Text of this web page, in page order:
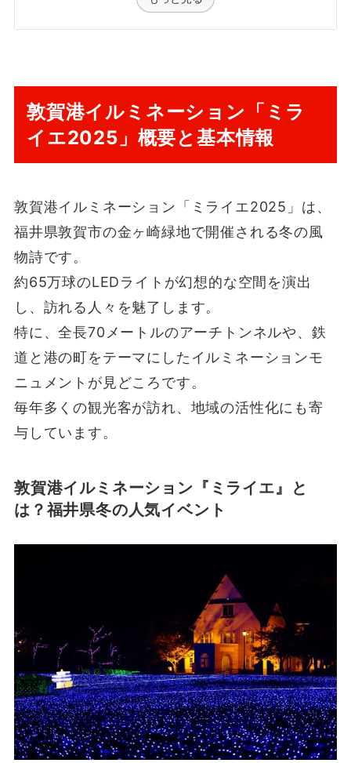
敦賀港イルミネーション「ミラ
イエ2025」概要と基本情報
敦賀港イルミネーション「ミライエ2025」は、
福井県敦賀市の金ヶ崎緑地で開催される冬の風
物詩です。
約65万球のLEDライトが幻想的な空間を演出
し、訪れる人々を魅了します。
特に、全長70メートルのアーチトンネルや、鉄
道と港の町をテーマにしたイルミネーションモ
ニュメントが見どころです。
毎年多くの観光客が訪れ、地域の活性化にも寄
与しています。
敦賀港イルミネーション『ミライエ』と
は？福井県冬の人気イベント